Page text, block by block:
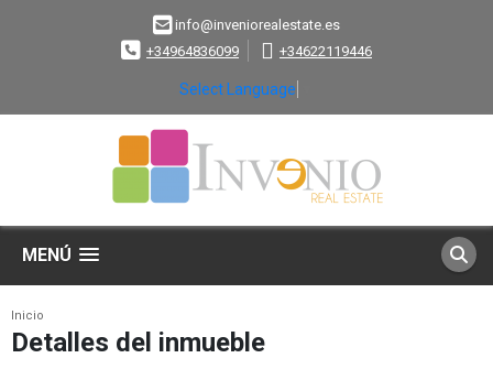
info@inveniorealestate.es
+34964836099
+34622119446
Select Language
MENÚ
Inicio
Detalles del inmueble